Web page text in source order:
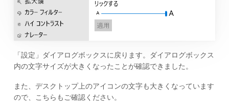
「設定」ダイアログボックスに戻ります。ダイアログボックス
内の文字サイズが大きくなったことが確認できました。
また、デスクトップ上のアイコンの文字も大きくなっています
ので、こちらもご確認ください。